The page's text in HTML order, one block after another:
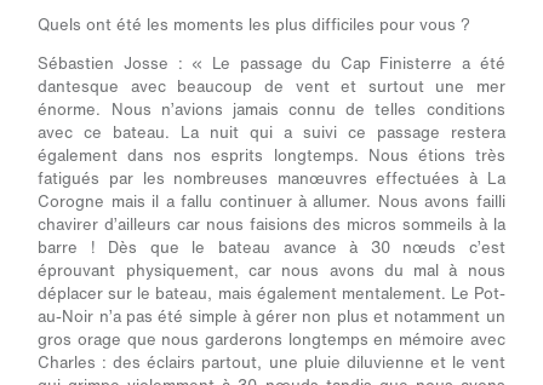
Quels ont été les moments les plus difficiles pour vous ?
Sébastien Josse : « Le passage du Cap Finisterre a été
dantesque avec beaucoup de vent et surtout une mer
énorme. Nous n’avions jamais connu de telles conditions
avec ce bateau. La nuit qui a suivi ce passage restera
également dans nos esprits longtemps. Nous étions très
fatigués par les nombreuses manœuvres effectuées à La
Corogne mais il a fallu continuer à allumer. Nous avons failli
chavirer d’ailleurs car nous faisions des micros sommeils à la
barre ! Dès que le bateau avance à 30 nœuds c’est
éprouvant physiquement, car nous avons du mal à nous
déplacer sur le bateau, mais également mentalement. Le Pot-
au-Noir n’a pas été simple à gérer non plus et notamment un
gros orage que nous garderons longtemps en mémoire avec
Charles : des éclairs partout, une pluie diluvienne et le vent